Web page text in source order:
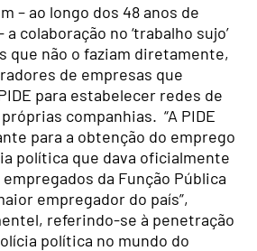
– ao longo dos 48 anos de
colaboração no ‘trabalho sujo’
que não o faziam diretamente,
de empresas que
para estabelecer redes de
companhias. “A PIDE
para a obtenção do emprego
política que dava oficialmente
da Função Pública
empregador do país”,
referindo-se à penetração
política no mundo do